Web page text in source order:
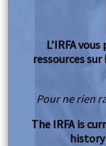
L’IRFA
ressources
Pour ne rien
The IRFA is
history